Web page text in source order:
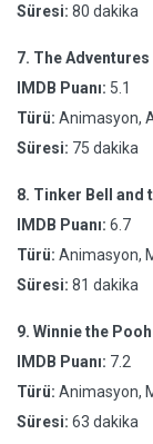
Süresi: 80 dakika
7. The
IMDB Puanı: 5.1
Türü: Animasyon,
Süresi: 75 dakika
8. Tinker Bell and
IMDB Puanı: 6.7
Türü: Animasyon,
Süresi: 81 dakika
9. Winnie the
IMDB Puanı: 7.2
Türü: Animasyon,
Süresi: 63 dakika